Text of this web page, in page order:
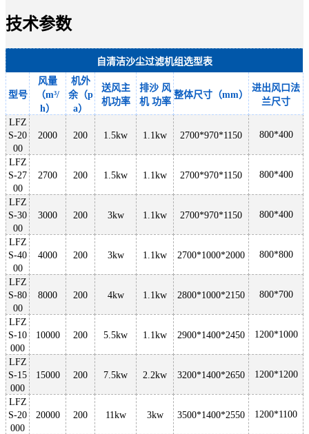
技术参数
自清洁沙尘过滤机组选型表
型号
风量
（m³/
h）
机外
余（p
a）
送风主
机功率
排沙 风
机 功率
整体尺寸（mm）
进出风口法
兰尺寸
LFZ
S-20
00
2000 200 1.5kw 1.1kw 2700*970*1150 800*400
LFZ
S-27
00
2700 200 1.5kw 1.1kw 2700*970*1150 800*400
LFZ
S-30
00
3000 200 3kw 1.1kw 2700*970*1150 800*400
LFZ
S-40
00
4000 200 3kw 1.1kw 2700*1000*2000 800*800
LFZ
S-80
00
8000 200 4kw 1.1kw 2800*1000*2150 800*700
LFZ
S-10
000
10000 200 5.5kw 1.1kw 2900*1400*2450 1200*1000
LFZ
S-15
000
15000 200 7.5kw 2.2kw 3200*1400*2650 1200*1200
LFZ
S-20
000
20000 200 11kw 3kw 3500*1400*2550 1200*1100